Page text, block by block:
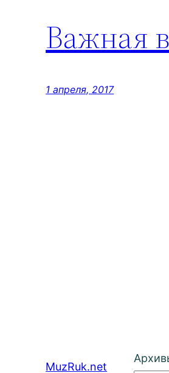
Важная
1 апреля, 2017
MuzRuk.net